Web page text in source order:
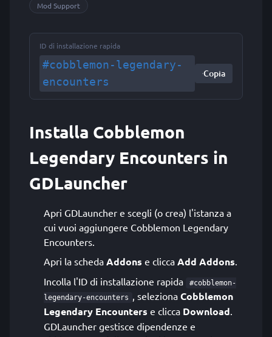
Mod Support
ID di installazione rapida
#cobblemon-legendary-
encounters
Copia
Installa Cobblemon
Legendary Encounters in
GDLauncher
Apri GDLauncher e scegli (o crea) l'istanza a
cui vuoi aggiungere Cobblemon Legendary
Encounters.
Apri la scheda Addons e clicca Add Addons.
Incolla l'ID di installazione rapida
#cobblemon-
legendary-encounters , seleziona Cobblemon
Legendary Encounters e clicca Download.
GDLauncher gestisce dipendenze e